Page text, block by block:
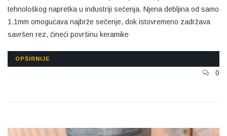
tehnološkog napretka u industriji sečenja. Njena debljina od samo
1.1mm omogućava najbrže sečenje, dok istovremeno zadržava
savršen rez, čineći površinu keramike
OPŠIRNIJE
0